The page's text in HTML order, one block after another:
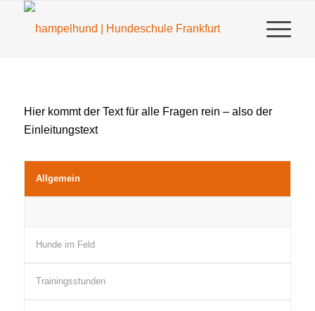
Hier kommt der Text für alle Fragen rein – also der
Einleitungstext
Allgemein
Hunde im Feld
Trainingsstunden